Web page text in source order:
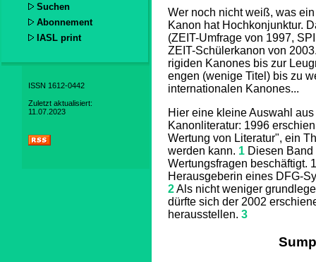
Suchen
Abonnement
IASL print
ISSN 1612-0442
Zuletzt aktualisiert:
11.07.2023
Wer noch nicht weiß, was
Kanon hat Hochkonjunktur.
(ZEIT-Umfrage von 1997,
ZEIT-Schülerkanon von
rigiden Kanones bis zur
engen (wenige Titel) bis zu
internationalen Kanones...
Hier eine kleine Auswahl
Kanonliteratur: 1996
Wertung von Literatur", ein
werden kann. 1 Diesen
Wertungsfragen beschäftigt.
Herausgeberin eines DFG-
2Als nicht weniger
dürfte sich der 2002
herausstellen. 3